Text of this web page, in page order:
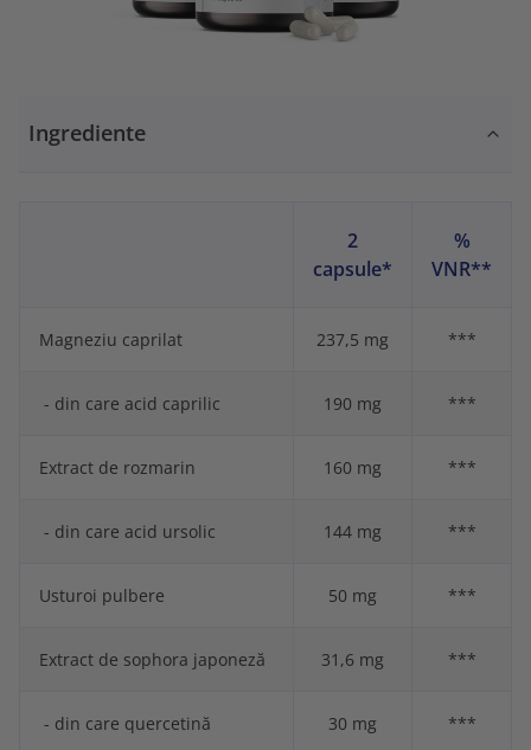
Ingrediente
2
capsule*
%
VNR**
Magneziu caprilat 237,5 mg ***
- din care acid caprilic 190 mg ***
Extract de rozmarin 160 mg ***
- din care acid ursolic 144 mg ***
Usturoi pulbere 50 mg ***
Extract de sophora japoneză 31,6 mg ***
- din care quercetină 30 mg ***